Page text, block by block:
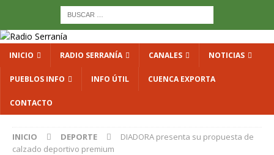
INICIO RADIO SERRANÍA CANALES NOTICIAS
PUEBLOS INFO INFO ÚTIL CUENCA EXPORTA
CONTACTO
INICIO DEPORTE
DIADORA presenta su propuesta de
calzado deportivo premium